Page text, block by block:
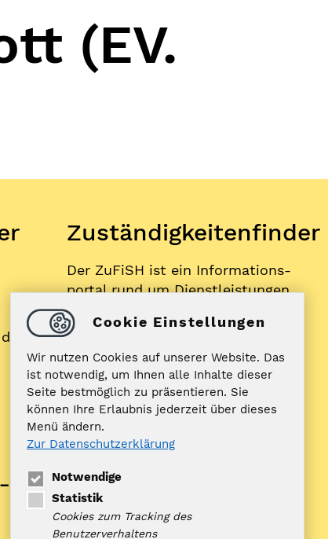
(EV.
Zuständigkeitenfinder
Der ZuFiSH ist ein Informations­
portal rund um Dienstleistungen,
die die öffentliche Hand in
Schleswig-Holstein Ihnen als
ZUFISH
Bankverbindung
Nord-Ostsee Sparkasse
IBAN: DE10 2175 0000 0070 0321
98
Cookie Einstellungen
Wir nutzen Cookies auf unserer Website. Das
ist notwendig, um Ihnen alle Inhalte dieser
Seite bestmöglich zu präsentieren. Sie
können Ihre Erlaubnis jederzeit über dieses
Menü ändern.
Zur Datenschutzerklärung
Notwendige
Statistik
Cookies zum Tracking des
Benutzerverhaltens